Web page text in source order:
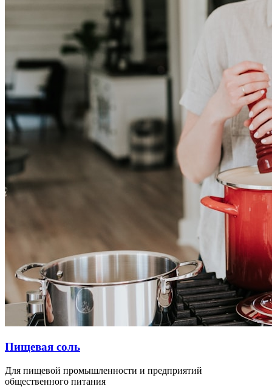
Пищевая соль
Для пищевой промышленности и предприятий
общественного питания